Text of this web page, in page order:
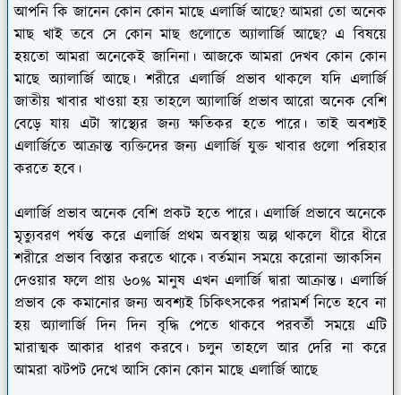
আপনি কি জানেন কোন কোন মাছে এলার্জি আছে? আমরা তো অনেক
মাছ খাই তবে সে কোন মাছ গুলোতে অ্যালার্জি আছে? এ বিষয়ে
হয়তো আমরা অনেকেই জানিনা। আজকে আমরা দেখব কোন কোন
মাছে অ্যালার্জি আছে। শরীরে এলার্জি প্রভাব থাকলে যদি এলার্জি
জাতীয় খাবার খাওয়া হয় তাহলে অ্যালার্জি প্রভাব আরো অনেক বেশি
বেড়ে যায় এটা স্বাস্থ্যের জন্য ক্ষতিকর হতে পারে। তাই অবশ্যই
এলার্জিতে আক্রান্ত ব্যক্তিদের জন্য এলার্জি যুক্ত খাবার গুলো পরিহার
করতে হবে।
এলার্জি প্রভাব অনেক বেশি প্রকট হতে পারে। এলার্জি প্রভাবে অনেকে
মৃত্যুবরণ পর্যন্ত করে এলার্জি প্রথম অবস্থায় অল্প থাকলে ধীরে ধীরে
শরীরে প্রভাব বিস্তার করতে থাকে। বর্তমান সময়ে করোনা ভ্যাকসিন
দেওয়ার ফলে প্রায় ৬০% মানুষ এখন এলার্জি দ্বারা আক্রান্ত। এলার্জি
প্রভাব কে কমানোর জন্য অবশ্যই চিকিৎসকের পরামর্শ নিতে হবে না
হয় অ্যালার্জি দিন দিন বৃদ্ধি পেতে থাকবে পরবর্তী সময়ে এটি
মারাত্মক আকার ধারণ করবে। চলুন তাহলে আর দেরি না করে
আমরা ঝটপট দেখে আসি কোন কোন মাছে এলার্জি আছে